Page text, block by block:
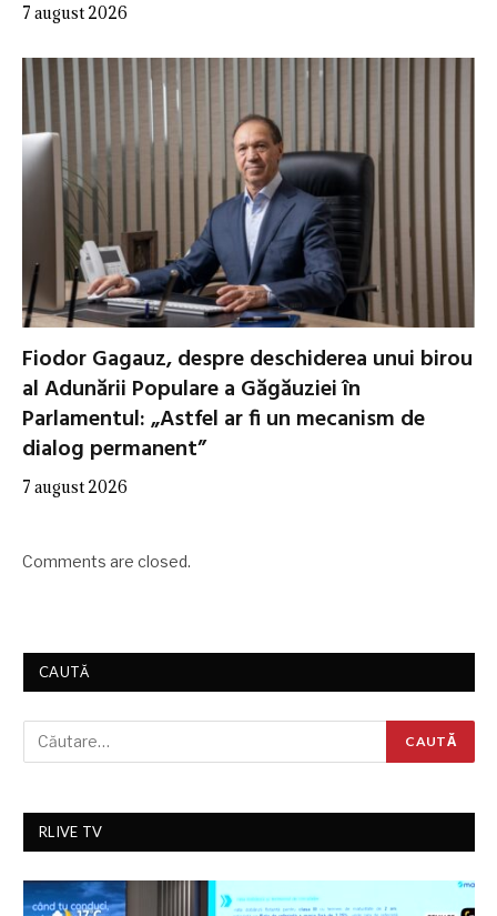
7 august 2026
Fiodor Gagauz, despre deschiderea unui birou
al Adunării Populare a Găgăuziei în
Parlamentul: „Astfel ar fi un mecanism de
dialog permanent”
7 august 2026
Comments are closed.
CAUTĂ
RLIVE TV